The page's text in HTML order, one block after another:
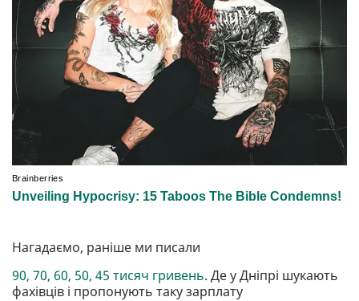
Нагадаємо, раніше ми писали
90, 70, 60, 50, 45 тисяч гривень. Де у Дніпрі шукають
фахівців і пропонують таку зарплату